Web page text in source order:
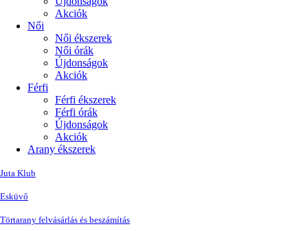
Akciók
Női
Női ékszerek
Női órák
Újdonságok
Akciók
Férfi
Férfi ékszerek
Férfi órák
Újdonságok
Akciók
Arany ékszerek
Juta Klub
Esküvő
Törtarany felvásárlás és beszámítás